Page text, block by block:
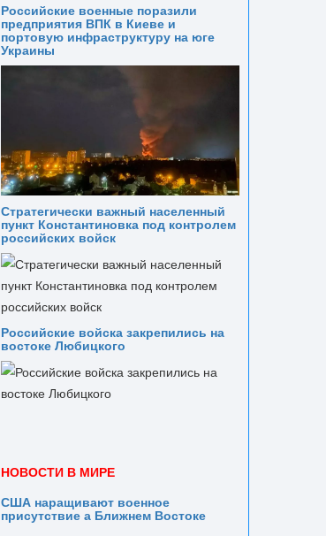
Российские военные поразили
предприятия ВПК в Киеве и
портовую инфраструктуру на юге
Украины
Стратегически важный населенный
пункт Константиновка под контролем
российских войск
Российские войска закрепились на
востоке Любицкого
НОВОСТИ В МИРЕ
США наращивают военное
присутствие а Ближнем Востоке